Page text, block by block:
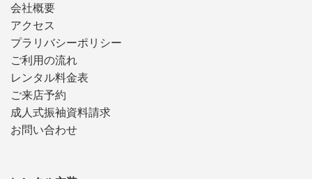
会社概要
アクセス
プラリバシーポリシー
ご利用の流れ
レンタル料金表
ご来店予約
成人式振袖資料請求
お問い合わせ